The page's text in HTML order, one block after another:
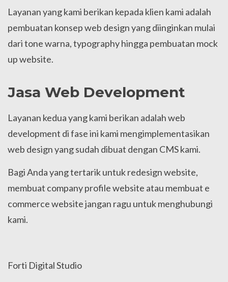
Layanan yang kami berikan kepada klien kami adalah
pembuatan konsep web design yang diinginkan mulai
dari tone warna, typography hingga pembuatan mock
up website.
Jasa Web Development
Layanan kedua yang kami berikan adalah web
development di fase ini kami mengimplementasikan
web design yang sudah dibuat dengan CMS kami.
Bagi Anda yang tertarik untuk redesign website,
membuat company profile website atau membuat e
commerce website jangan ragu untuk menghubungi
kami.
Forti Digital Studio